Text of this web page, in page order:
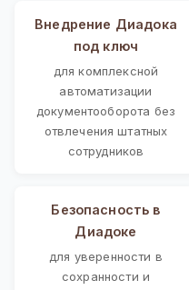
Внедрение Диадока
под ключ
для комплексной
автоматизации
документооборота без
отвлечения штатных
сотрудников
Безопасность в
Диадоке
для уверенности в
сохранности и